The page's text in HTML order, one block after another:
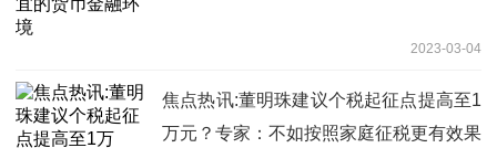
2023-03-04
焦点热讯:董明珠建议个税起征点提高至1
万元？专家：不如按照家庭征税更有效果